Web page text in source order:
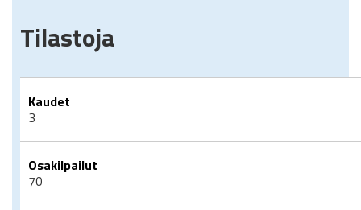
Tilastoja
Kaudet
3
Osakilpailut
70